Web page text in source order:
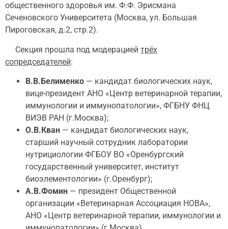
общественного здоровья им. Ф.Ф. Эрисмана
Сеченовского Университета (Москва, ул. Большая
Пироговская, д.2, стр.2).
Секция прошла под модерацией трёх
сопредседателей:
В.В.Белименко — кандидат биологических наук,
вице-президент АНО «Центр ветеринарной терапии,
иммунологии и иммунопатологии», ФГБНУ ФНЦ
ВИЭВ РАН (г.Москва);
О.В.Кван — кандидат биологических наук,
старший научный сотрудник лаборатории
нутрициологии ФГБОУ ВО «Оренбургский
государственный университет, институт
биоэлементологии» (г.Оренбург);
А.В.Фомин — президент Общественной
организации «Ветеринарная Ассоциация НОВА»,
АНО «Центр ветеринарной терапии, иммунологии и